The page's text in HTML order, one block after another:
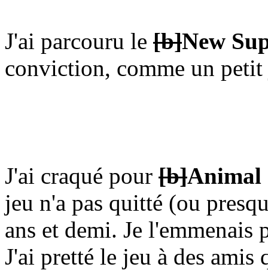
J'ai parcouru le [b]New
conviction, comme un petit
J'ai craqué pour [b]Animal
jeu n'a pas quitté (ou
ans et demi. Je
J'ai pretté le jeu à des amis